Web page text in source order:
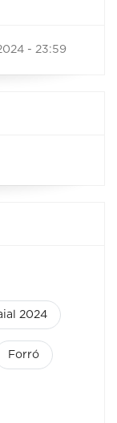
- 23:59
2024
Forró